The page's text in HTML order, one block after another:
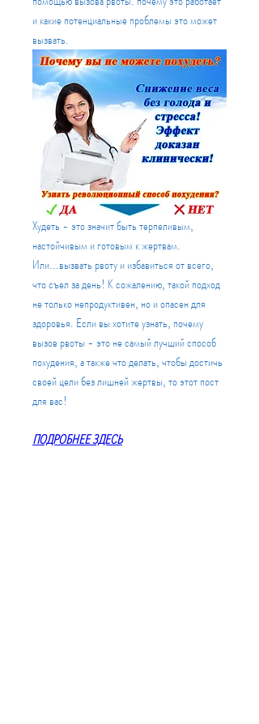
и какие потенциальные проблемы это может
вызвать.
Худеть - это значит быть терпеливым,
настойчивым и готовым к жертвам.
Или...вызвать рвоту и избавиться от всего,
что съел за день! К сожалению, такой подход
не только непродуктивен, но и опасен для
здоровья. Если вы хотите узнать, почему
вызов рвоты - это не самый лучший способ
похудения, а также что делать, чтобы достичь
своей цели без лишней жертвы, то этот пост
для вас!
ПОДРОБНЕЕ ЗДЕСЬ